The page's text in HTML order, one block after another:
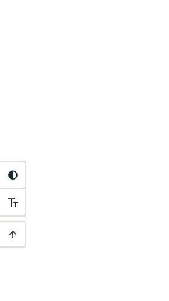
Outils
d'accessibilité
Descendre